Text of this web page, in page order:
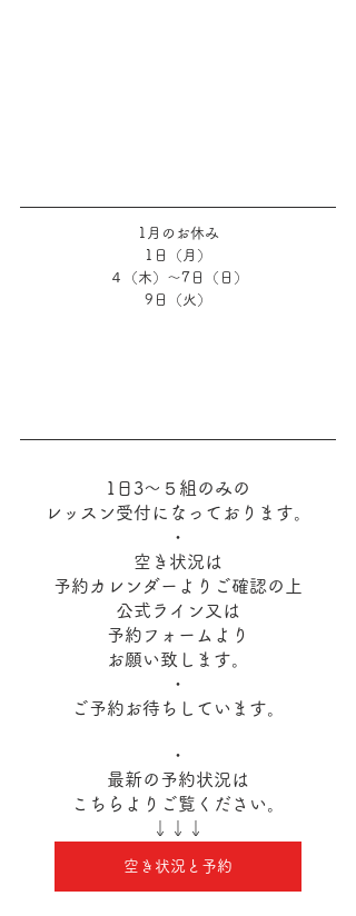
1月のお休み
1日（月）
４（木）～7日（日）
9日（火）
1日3～５組のみの
レッスン受付になっております。
・
空き状況は
予約カレンダーよりご確認の上
公式ライン又は
予約フォームより
お願い致します。
・
ご予約お待ちしています。
・
最新の予約状況は
こちらよりご覧ください。
↓↓↓
空き状況と予約